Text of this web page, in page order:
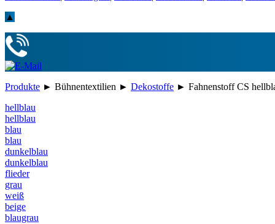
▲
Produkte ► Bühnentextilien ► Dekostoffe ► Fahnenstoff CS
hellblau
hellblau
blau
blau
dunkelblau
dunkelblau
flieder
grau
weiß
beige
blaugrau